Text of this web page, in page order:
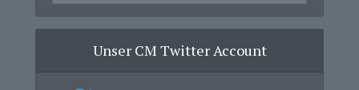
Unser CM Twitter Account